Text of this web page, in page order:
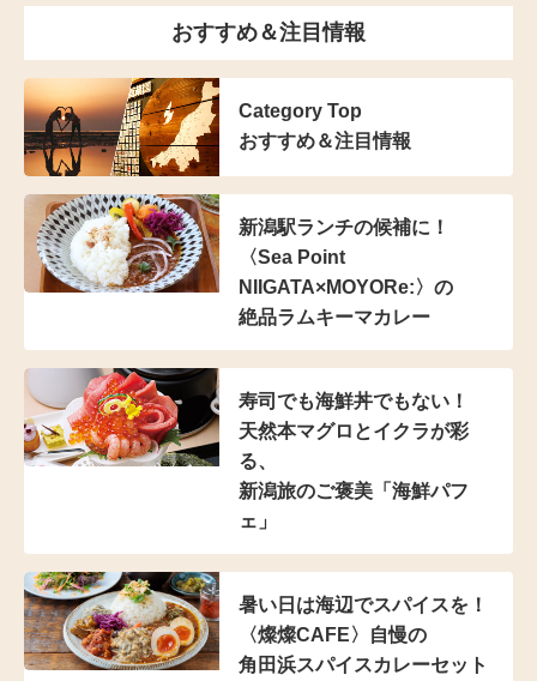
おすすめ＆注目情報
Category Top
おすすめ＆注目情報
新潟駅ランチの候補に！
〈Sea Point
NIIGATA×MOYORe:〉の
絶品ラムキーマカレー
寿司でも海鮮丼でもない！
天然本マグロとイクラが彩
る、
新潟旅のご褒美「海鮮パフ
ェ」
暑い日は海辺でスパイスを！
〈燦燦CAFE〉自慢の
角田浜スパイスカレーセット